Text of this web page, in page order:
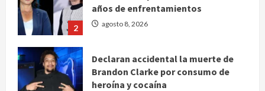
2
años de enfrentamientos
agosto 8, 2026
Declaran accidental la muerte de
Brandon Clarke por consumo de
heroína y cocaína